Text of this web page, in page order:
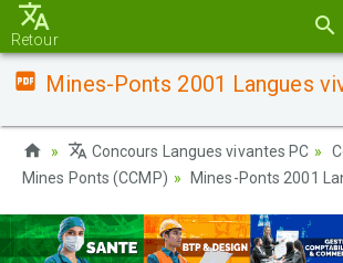
Retour
Mines-Ponts 2001 Langues
Concours Langues vivantes PC
Mines Ponts (CCMP)
Mines-Ponts 2001